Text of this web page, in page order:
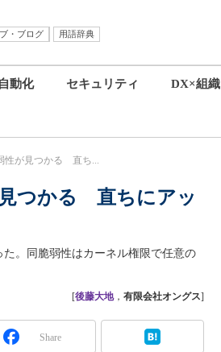
・ブログ
用語辞典
動化 セキュリティ DX×組織
性が見つかる 直ち...
つかる 直ちにアッ
。同脆弱性はカーネル権限で任意の
[後藤大地， 有限会社オングス]
Share